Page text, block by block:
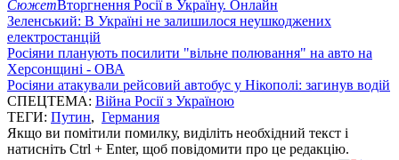
СюжетВторгнення Росії в Україну. Онлайн
Зеленський: В Україні не залишилося неушкоджених
електростанцій
Росіяни планують посилити "вільне полювання" на авто на
Херсонщині - ОВА
Росіяни атакували рейсовий автобус у Нікополі: загинув водій
СПЕЦТЕМА: Війна Росії з Україною
ТЕГИ: Путин, Германия
Якщо ви помітили помилку, виділіть необхідний текст і
натисніть Ctrl + Enter, щоб повідомити про це редакцію.